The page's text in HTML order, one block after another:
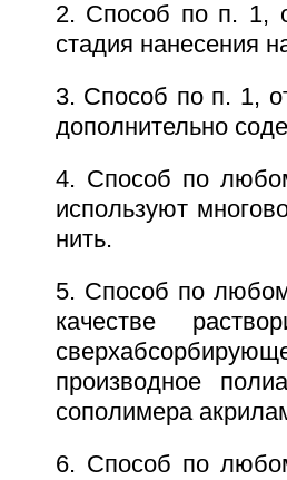
2. Способ по п. 1,
стадия нанесения
3. Способ по п. 1,
дополнительно
4. Способ по
используют
нить.
5. Способ по
качестве
производное
сополимера
6. Способ по